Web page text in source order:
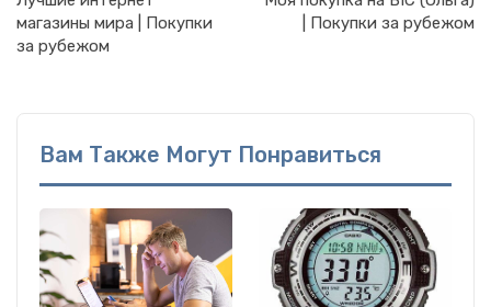
магазины мира | Покупки
за рубежом
| Покупки за рубежом
Вам Также Могут Понравиться